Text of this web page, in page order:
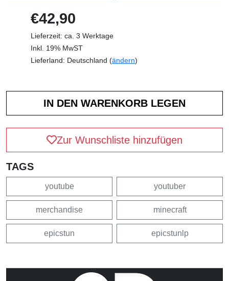
€42,90
Lieferzeit: ca. 3 Werktage
Inkl. 19% MwST
Lieferland: Deutschland (ändern)
Zur Wunschliste hinzufügen
TAGS
youtube youtuber
merchandise minecraft
epicstun epicstunlp